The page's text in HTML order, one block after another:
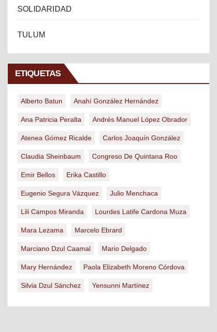
SOLIDARIDAD
TULUM
ETIQUETAS
Alberto Batun Anahí González Hernández
Ana Patricia Peralta Andrés Manuel López Obrador
Atenea Gómez Ricalde Carlos Joaquín González
Claudia Sheinbaum Congreso De Quintana Roo
Emir Bellos Erika Castillo
Eugenio Segura Vázquez Julio Menchaca
Lili Campos Miranda Lourdes Latife Cardona Muza
Mara Lezama Marcelo Ebrard
Marciano Dzul Caamal Mario Delgado
Mary Hernández Paola Elizabeth Moreno Córdova
Silvia Dzul Sánchez Yensunni Martínez